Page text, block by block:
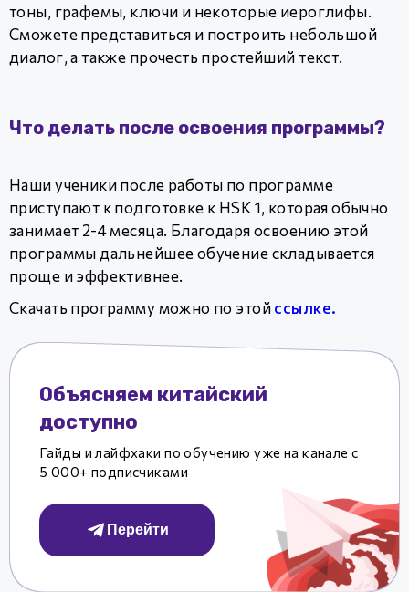
тоны, графемы, ключи и некоторые иероглифы.
Сможете представиться и построить небольшой
диалог, а также прочесть простейший текст.
Что делать после освоения программы?
Наши ученики после работы по программе
приступают к подготовке к HSK 1, которая обычно
занимает 2-4 месяца. Благодаря освоению этой
программы дальнейшее обучение складывается
проще и эффективнее.
Скачать программу можно по этойссылке.
Объясняем китайский
доступно
Гайды и лайфхаки по обучению уже на канале с
5 000+ подписчиками
Перейти